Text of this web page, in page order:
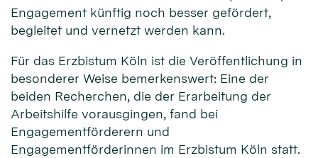
Engagement künftig noch besser gefördert,
begleitet und vernetzt werden kann.
Für das Erzbistum Köln ist die Veröffentlichung in
besonderer Weise bemerkenswert: Eine der
beiden Recherchen, die der Erarbeitung der
Arbeitshilfe vorausgingen, fand bei
Engagementförderern und
Engagementförderinnen im Erzbistum Köln statt.